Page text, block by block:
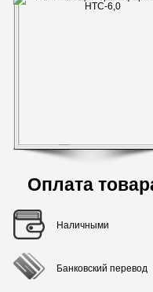
Оплата
Наличными
Банковский перевод